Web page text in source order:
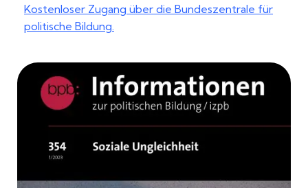
Kostenloser Zugang über die Bundeszentrale für
politische Bildung.